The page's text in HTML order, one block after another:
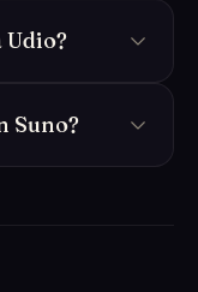
Udio?
Suno?